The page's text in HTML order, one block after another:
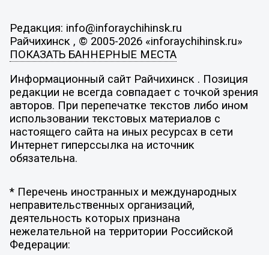
Редакция: info@inforaychihinsk.ru
Райчихинск , © 2005-2026 «inforaychihinsk.ru»
ПОКАЗАТЬ БАННЕРНЫЕ МЕСТА
Информационный сайт Райчихинск . Позиция
редакции не всегда совпадает с точкой зрения
авторов. При перепечатке текстов либо ином
использовании текстовых материалов с
настоящего сайта на иных ресурсах в сети
Интернет гиперссылка на источник
обязательна.
* Перечень иностранных и международных
неправительственных организаций,
деятельность которых признана
нежелательной на территории Российской
Федерации: